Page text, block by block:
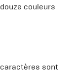
couleurs
sont